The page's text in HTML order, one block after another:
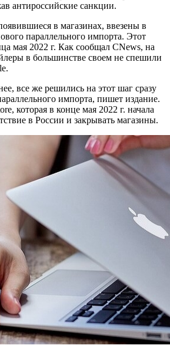
антироссийские санкции.
в магазинах, ввезены в
параллельного импорта. Этот
мая 2022 г. Как сообщал CNews, на
в большинстве своем не спешили
все же решились на этот шаг сразу
импорта, пишет издание.
которая в конце мая 2022 г. начала
в России и закрывать магазины.